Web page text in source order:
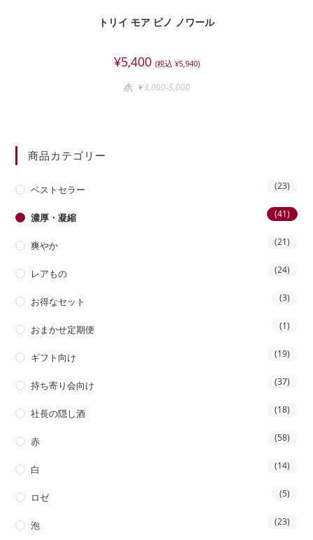
トリイ モア ピノ ノワール
¥5,400 (税込 ¥5,940)
赤, ￥3,000-5,000
商品カテゴリー
ベストセラー (23)
濃厚・凝縮 (41)
爽やか (21)
レアもの (24)
お得なセット (3)
おまかせ定期便 (1)
ギフト向け (19)
持ち寄り会向け (37)
社長の隠し酒 (18)
赤 (58)
白 (14)
ロゼ (5)
泡 (23)